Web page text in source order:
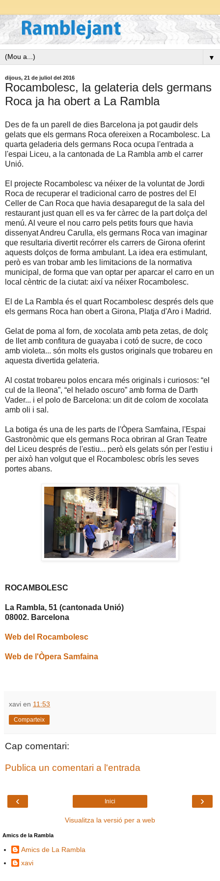
▼
dijous, 21 de juliol del 2016
Rocambolesc, la gelateria dels germans
Roca ja ha obert a La Rambla
Des de fa un parell de dies Barcelona ja pot gaudir dels
gelats que els germans Roca ofereixen a Rocambolesc. La
quarta geladeria dels germans Roca ocupa l'entrada a
l'espai Liceu, a la cantonada de La Rambla amb el carrer
Unió.
El projecte Rocambolesc va néixer de la voluntat de Jordi
Roca de recuperar el tradicional carro de postres del El
Celler de Can Roca que havia desaparegut de la sala del
restaurant just quan ell es va fer càrrec de la part dolça del
menú. Al veure el nou carro pels petits fours que havia
dissenyat Andreu Carulla, els germans Roca van imaginar
que resultaria divertit recórrer els carrers de Girona oferint
aquests dolços de forma ambulant. La idea era estimulant,
però es van trobar amb les limitacions de la normativa
municipal, de forma que van optar per aparcar el carro en un
local cèntric de la ciutat: així va néixer Rocambolesc.
El de La Rambla és el quart Rocambolesc després dels que
els germans Roca han obert a Girona, Platja d'Aro i Madrid.
Gelat de poma al forn, de xocolata amb peta zetas, de dolç
de llet amb confitura de guayaba i cotó de sucre, de coco
amb violeta... són molts els gustos originals que trobareu en
aquesta divertida gelateria.
Al costat trobareu polos encara més originals i curiosos: “el
cul de la lleona”, “el helado oscuro” amb forma de Darth
Vader... i el polo de Barcelona: un dit de colom de xocolata
amb oli i sal.
La botiga és una de les parts de l'Òpera Samfaina, l'Espai
Gastronòmic que els germans Roca obriran al Gran Teatre
del Liceu després de l'estiu... però els gelats són per l'estiu i
per això han volgut que el Rocambolesc obrís les seves
portes abans.
ROCAMBOLESC
La Rambla, 51 (cantonada Unió)
08002. Barcelona
Web del Rocambolesc
Web de l'Òpera Samfaina
xavi en 11:53
Comparteix
Cap comentari:
Publica un comentari a l'entrada
‹ ›
Inici
Visualitza la versió per a web
Amics de la Rambla
Amics de La Rambla
xavi